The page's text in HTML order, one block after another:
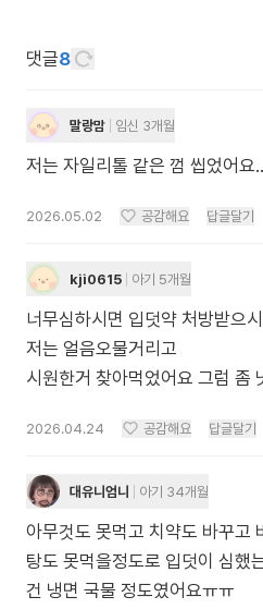
댓글8
말랑맘 임신 3개월
저는 자일리톨 같은 껌 씹었어요..
2026.05.02 공감해요 답글달기
kji0615 아기 5개월
너무심하시면 입덧약 처방받으
저는 얼음오물거리고
시원한거 찾아먹었어요 그럼 좀
2026.04.24 공감해요 답글달기
대유니엄니 아기 34개월
아무것도 못먹고 치약도 바꾸고
탕도 못먹을정도로 입덧이 심했
건 냉면 국물 정도였어요ㅠㅠ